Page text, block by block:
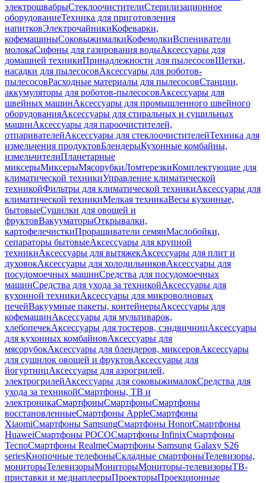
электрошвабрыСтеклоочистителиСтерилизационное
оборудованиеТехника для приготовления
напитковЭлектрочайникиКофеварки,
кофемашиныСоковыжималкиКофемолкиВспениватели
молокаСифоны для газирования водыАксессуары для
домашней техникиПринадлежности для пылесосовЩетки,
насадки для пылесосовАксессуары для роботов-
пылесосовРасходные материалы для пылесосовСтанции,
аккумуляторы для роботов-пылесосовАксессуары для
швейных машинАксессуары для промышленного швейного
оборудованияАксессуары для стиральных и сушильных
машинАксессуары для пароочистителей,
отпаривателейАксессуары для стеклоочистителейТехника для
измельчения продуктовБлендерыКухонные комбайны,
измельчителиПланетарные
миксерыМиксерыМясорубкиЛомтерезкиКомплектующие для
климатической техникиУправление климатической
техникойФильтры для климатической техникиАксессуары для
климатической техникиМелкая техникаВесы кухонные,
бытовыеСушилки для овощей и
фруктовВакууматорыОткрывалки,
картофелечисткиПроращиватели семянМаслобойки,
сепараторы бытовыеАксессуары для крупной
техникиАксессуары для вытяжекАксессуары для плит и
духовокАксессуары для холодильниковАксессуары для
посудомоечных машинСредства для посудомоечных
машинСредства для ухода за техникойАксессуары для
кухонной техникиАксессуары для микроволновых
печейВакуумные пакеты, контейнерыАксессуары для
кофемашинАксессуары для мультиварок,
хлебопечекАксессуары для тостеров, сэндвичницАксессуары
для кухонных комбайновАксессуары для
мясорубокАксессуары для блендеров, миксеровАксессуары
для сушилок овощей и фруктовАксессуары для
йогуртницАксессуары для аэрогрилей,
электрогрилейАксессуары для соковыжималокСредства для
ухода за техникойСмартфоны, ТВ и
электроникаСмартфоныСмартфоныСмартфоны
восстановленныеСмартфоны AppleСмартфоны
XiaomiСмартфоны SamsungСмартфоны HonorСмартфоны
HuaweiСмартфоны POCOСмартфоны InfinixСмартфоны
TecnoСмартфоны RealmeСмартфоны Samsung Galaxy S26
seriesКнопочные телефоныСкладные смартфоныТелевизоры,
мониторыТелевизорыМониторыМониторы-телевизорыТВ-
приставки и медиаплеерыПроекторыПроекционные